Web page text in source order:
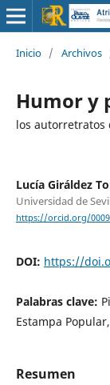
Inicio / Archivos
Humor y
los autorretratos
Lucía Giráldez
Universidad de
https://orcid.org/
DOI: https://
Palabras clave:
Estampa
Resumen